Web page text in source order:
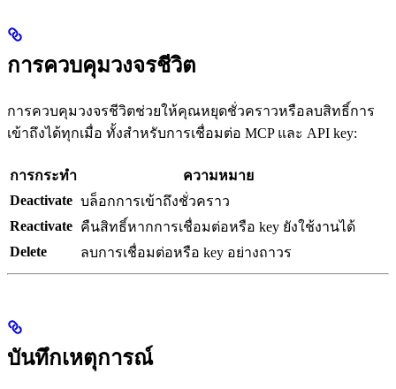
การควบคุมวงจรชีวิต
การควบคุมวงจรชีวิตช่วยให้คุณหยุดชั่วคราวหรือลบสิทธิ์การ
เข้าถึงได้ทุกเมื่อ ทั้งสำหรับการเชื่อมต่อ MCP และ API key:
การกระทำ
ความหมาย
Deactivate บล็อกการเข้าถึงชั่วคราว
Reactivate คืนสิทธิ์หากการเชื่อมต่อหรือ key ยังใช้งานได้
Delete
ลบการเชื่อมต่อหรือ key อย่างถาวร
บันทึกเหตุการณ์